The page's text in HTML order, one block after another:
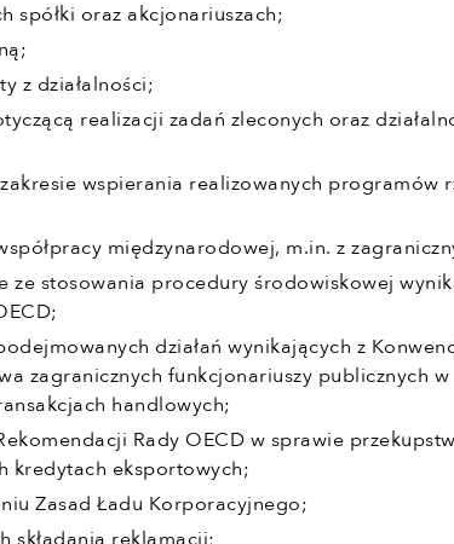
spółki oraz akcjonariuszach;
z działalności;
realizacji zadań zleconych oraz
wspierania realizowanych programów
międzynarodowej, m.in. z
ze stosowania procedury środowiskowej
działań wynikających z
zagranicznych funkcjonariuszy publicznych w
handlowych;
Rady OECD w sprawie
kredytach eksportowych;
Zasad Ładu Korporacyjnego;